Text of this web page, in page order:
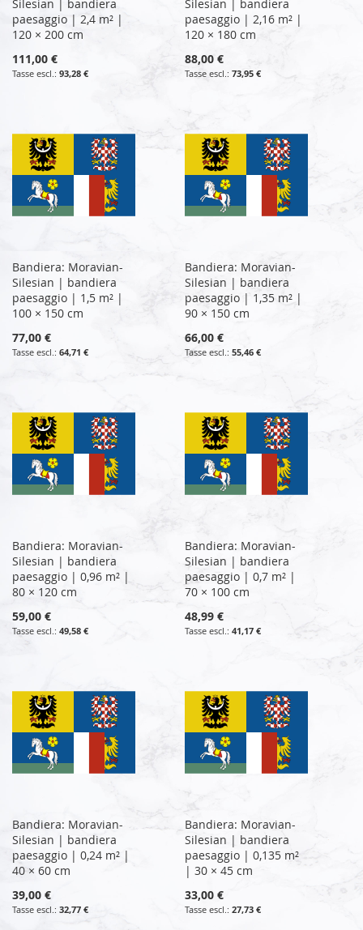
Silesian | bandiera
paesaggio | 2,4 m² |
120 × 200 cm
111,00 €
93,28 €
Silesian | bandiera
paesaggio | 2,16 m² |
120 × 180 cm
88,00 €
73,95 €
Bandiera: Moravian-
Silesian | bandiera
paesaggio | 1,5 m² |
100 × 150 cm
77,00 €
64,71 €
Bandiera: Moravian-
Silesian | bandiera
paesaggio | 1,35 m² |
90 × 150 cm
66,00 €
55,46 €
Bandiera: Moravian-
Silesian | bandiera
paesaggio | 0,96 m² |
80 × 120 cm
59,00 €
49,58 €
Bandiera: Moravian-
Silesian | bandiera
paesaggio | 0,7 m² |
70 × 100 cm
48,99 €
41,17 €
Bandiera: Moravian-
Silesian | bandiera
paesaggio | 0,24 m² |
40 × 60 cm
39,00 €
32,77 €
Bandiera: Moravian-
Silesian | bandiera
paesaggio | 0,135 m²
| 30 × 45 cm
33,00 €
27,73 €